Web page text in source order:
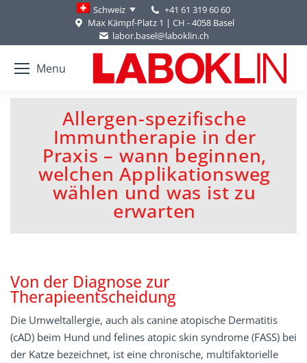
Schweiz
+41 61 319 60 60
Max Kämpf-Platz 1 | CH - 4058 Basel
labor.basel@laboklin.ch
Menu
Allergen-spezifische
Immuntherapie in der
Praxis – wann beginnen,
welchen Applikationsweg
wählen und was ist zu
erwarten
You are here:
Von der Diagnose zur
Therapieentscheidung
Die Umweltallergie, auch als canine atopische Dermatitis
(cAD) beim Hund und felines atopic skin syndrome (FASS) bei
der Katze bezeichnet, ist eine chronische, multifaktorielle